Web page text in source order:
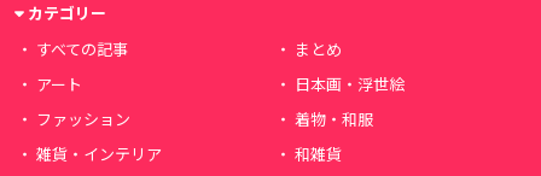
カテゴリー
すべての記事
まとめ
アート
日本画・浮世絵
ファッション
着物・和服
雑貨・インテリア
和雑貨